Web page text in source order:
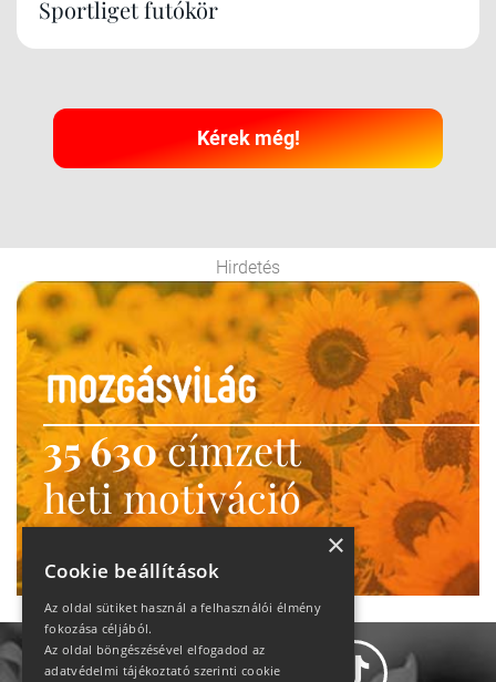
Sportliget futókör
Kérek még!
Hirdetés
35 630címzett
heti motiváció
Ne maradj le!
×
Cookie beállítások
Az oldal sütiket használ a felhasználói élmény
fokozása céljából.
Az oldal böngészésével elfogadod az
adatvédelmi tájékoztató szerinti cookie